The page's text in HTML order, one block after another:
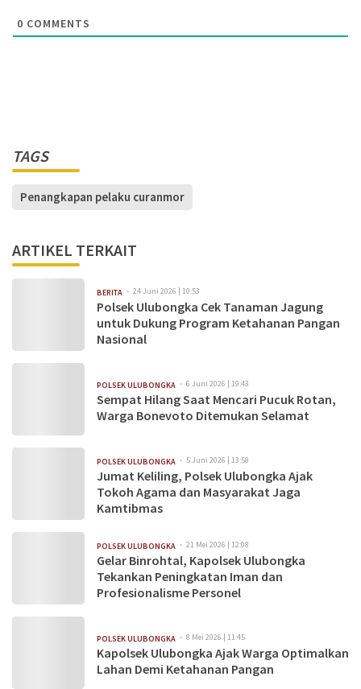
0 COMMENTS
TAGS
Penangkapan pelaku curanmor
ARTIKEL TERKAIT
BERITA 24 Juni 2026 | 10:53
Polsek Ulubongka Cek Tanaman Jagung
untuk Dukung Program Ketahanan Pangan
Nasional
POLSEK ULUBONGKA 6 Juni 2026 | 19:43
Sempat Hilang Saat Mencari Pucuk Rotan,
Warga Bonevoto Ditemukan Selamat
POLSEK ULUBONGKA 5 Juni 2026 | 13:58
Jumat Keliling, Polsek Ulubongka Ajak
Tokoh Agama dan Masyarakat Jaga
Kamtibmas
POLSEK ULUBONGKA 21 Mei 2026 | 12:08
Gelar Binrohtal, Kapolsek Ulubongka
Tekankan Peningkatan Iman dan
Profesionalisme Personel
POLSEK ULUBONGKA 8 Mei 2026 | 11:45
Kapolsek Ulubongka Ajak Warga Optimalkan
Lahan Demi Ketahanan Pangan